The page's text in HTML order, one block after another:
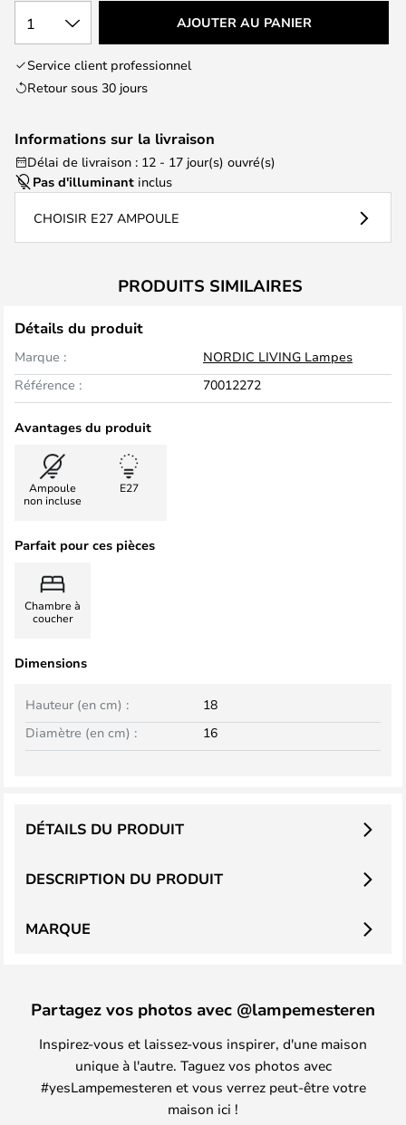
1 AJOUTER AU PANIER
Service client professionnel
Retour sous 30 jours
Informations sur la livraison
Délai de livraison : 12 - 17 jour(s) ouvré(s)
Pas d'illuminant inclus
CHOISIR E27 AMPOULE
PRODUITS SIMILAIRES
Détails du produit
Marque :
NORDIC LIVING Lampes
Référence :
70012272
Avantages du produit
Ampoule
non incluse
E27
Parfait pour ces pièces
Chambre à
coucher
Dimensions
Hauteur (en cm) :
18
Diamètre (en cm) :
16
DESCRIPTION DU PRODUIT
DÉTAILS DU PRODUIT
MARQUE
Partagez vos photos avec @lampemesteren
Inspirez-vous et laissez-vous inspirer, d'une maison
unique à l'autre. Taguez vos photos avec
#yesLampemesteren et vous verrez peut-être votre
maison ici !